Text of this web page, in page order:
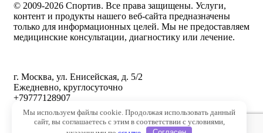
© 2009-2026 Спортив. Все права защищены. Услуги,
контент и продукты нашего веб-сайта предназначены
только для информационных целей. Мы не предоставляем
медицинские консультации, диагностику или лечение.
г. Москва, ул. Енисейская, д. 5/2
Ежедневно, круглосуточно
+79777128907
Фитнес центр, групповые программы, тренажерный зал
Мы используем файлы cookie. Продолжая использовать данный
сайт, вы соглашаетесь с этим в соответствии с условиями,